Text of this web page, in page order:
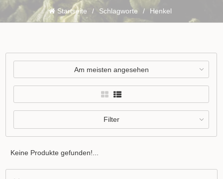
Startseite / Schlagworte / Henkel
Am meisten angesehen
Filter
Keine Produkte gefunden!...